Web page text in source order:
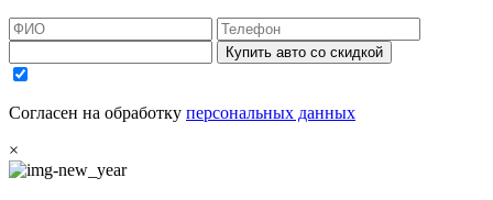
Купить авто со скидкой
Согласен на обработку персональных данных
×